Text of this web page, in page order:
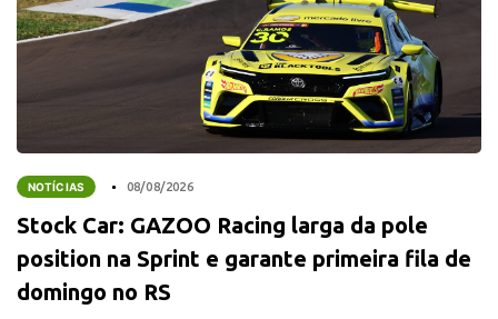
NOTÍCIAS 08/08/2026
Stock Car: GAZOO Racing larga da pole
position na Sprint e garante primeira fila de
domingo no RS